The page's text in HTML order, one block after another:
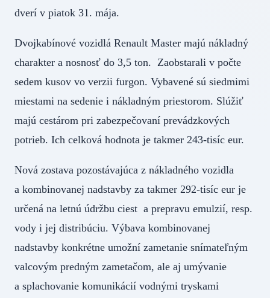
dverí v piatok 31. mája.
Dvojkabínové vozidlá Renault Master majú nákladný
charakter a nosnosť do 3,5 ton. Zaobstarali v počte
sedem kusov vo verzii furgon. Vybavené sú siedmimi
miestami na sedenie i nákladným priestorom. Slúžiť
majú cestárom pri zabezpečovaní prevádzkových
potrieb. Ich celková hodnota je takmer 243-tisíc eur.
Nová zostava pozostávajúca z nákladného vozidla
a kombinovanej nadstavby za takmer 292-tisíc eur je
určená na letnú údržbu ciest a prepravu emulzií, resp.
vody i jej distribúciu. Výbava kombinovanej
nadstavby konkrétne umožní zametanie snímateľným
valcovým predným zametačom, ale aj umývanie
a splachovanie komunikácií vodnými tryskami